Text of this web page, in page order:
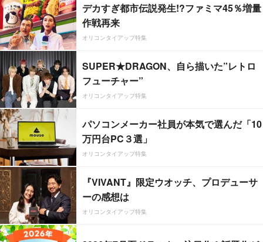
デカすぎ都市伝説発生!?ファミマ45％増量
作戦再来
オリコンタイアップ特集
SUPER★DRAGON、自ら描いた”レトロ
フューチャー”
オリコンタイアップ特集
パソコンメーカー社員が本気で選んだ「10
万円台PC３選」
オリコンタイアップ特集
『VIVANT』限定ウオッチ、プロデューサ
ーの感想は
オリコンタイアップ特集